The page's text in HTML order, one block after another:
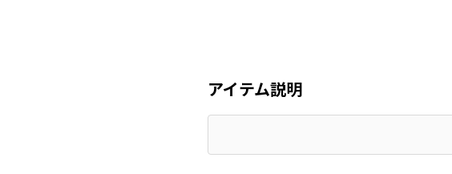
アイテム説明